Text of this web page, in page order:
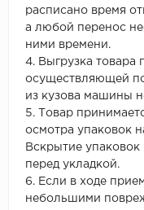
расписано время
а любой перенос
ними времени.
4. Выгрузка товара
осуществляющей
из кузова машины
5. Товар
осмотра упаковок
Вскрытие упаковок
перед укладкой.
6. Если в ходе
небольшими